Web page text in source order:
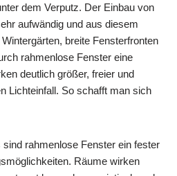
dem Verputz. Der Einbau von
aufwändig und aus diesem
breite Fensterfronten
rahmenlose Fenster eine
deutlich größer, freier und
Lichteinfall. So schafft man sich
rahmenlose Fenster ein fester
Räume wirken